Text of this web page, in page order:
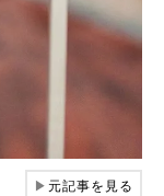
▶元記事を見る